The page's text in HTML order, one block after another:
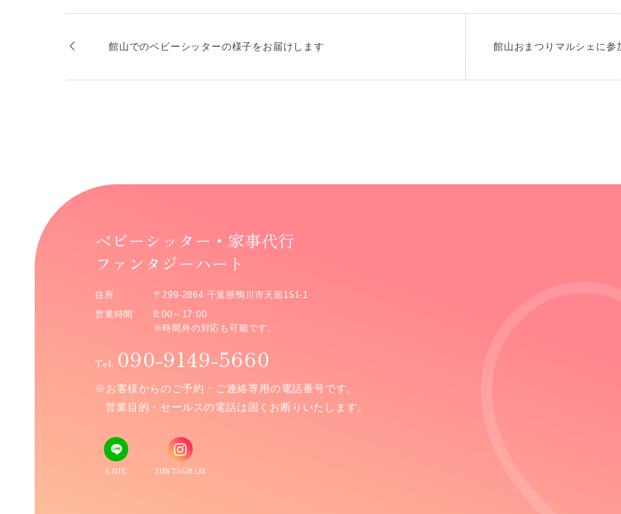
館山でのベビーシッターの様子をお届けします 館山おまつりマルシェに参
ベビーシッター・家事代行
ファンタジーハート
住所
〒299-2864 千葉県鴨川市天面151-1
営業時間
8:00～17:00
※時間外の対応も可能です。
Tel. 090-9149-5660
※お客様からのご予約・ご連絡専用の電話番号です。
営業目的・セールスの電話は固くお断りいたします。
LINE INSTAGRAM